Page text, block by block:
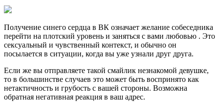
Получение синего сердца в ВК означает желание собеседника
перейти на плотский уровень и заняться с вами любовью . Это
сексуальный и чувственный контекст, и обычно он
посылается в ситуации, когда вы уже узнали друг друга.
Если же вы отправляете такой смайлик незнакомой девушке,
то в большинстве случаев это может быть воспринято как
нетактичность и грубость с вашей стороны. Возможна
обратная негативная реакция в ваш адрес.